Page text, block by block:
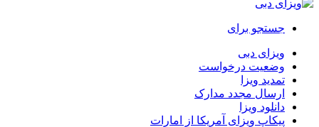
جستجو برای
ویزای دبی
وضعیت درخواست
تمدید ویزا
ارسال مجدد مدارک
دانلود ویزا
پیکاپ ویزای آمریکا از امارات